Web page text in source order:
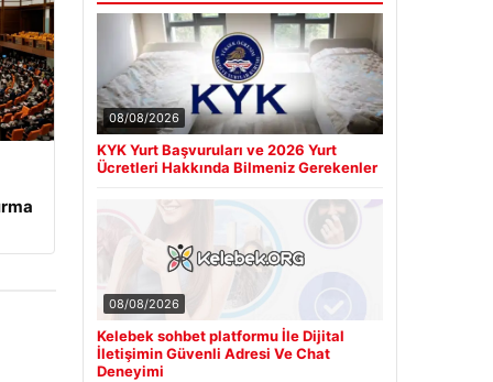
08/08/2026
KYK Yurt Başvuruları ve 2026 Yurt
Ücretleri Hakkında Bilmeniz Gerekenler
08/08/2026
Kelebek sohbet platformu İle Dijital
İletişimin Güvenli Adresi Ve Chat
Deneyimi